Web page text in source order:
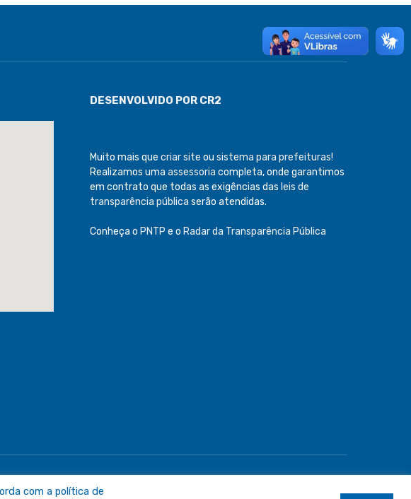
DESENVOLVIDO POR CR2
Muito mais que criar site ou sistema para prefeituras!
Realizamos uma assessoria completa, onde garantimos
em contrato que todas as exigências das leis de
transparência pública serão atendidas.
Conheça o PNTP e o Radar da Transparência Pública
com a política de